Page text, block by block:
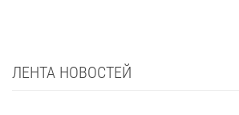
ЛЕНТА НОВОСТЕЙ